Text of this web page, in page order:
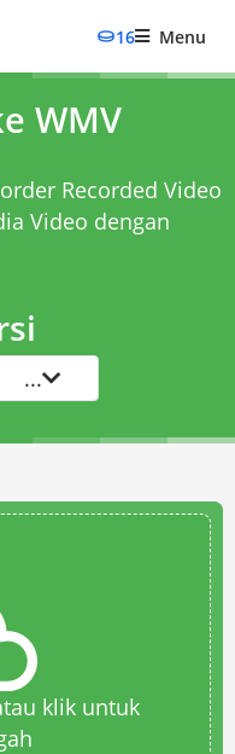
16 Menu
WMV
Recorded Video
Video dengan
...
klik untuk